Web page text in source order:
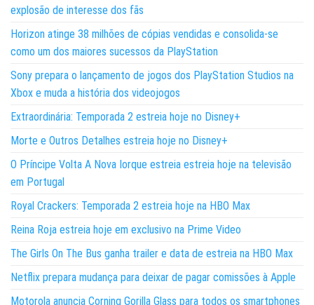
explosão de interesse dos fãs
Horizon atinge 38 milhões de cópias vendidas e consolida-se
como um dos maiores sucessos da PlayStation
Sony prepara o lançamento de jogos dos PlayStation Studios na
Xbox e muda a história dos videojogos
Extraordinária: Temporada 2 estreia hoje no Disney+
Morte e Outros Detalhes estreia hoje no Disney+
O Príncipe Volta A Nova Iorque estreia estreia hoje na televisão
em Portugal
Royal Crackers: Temporada 2 estreia hoje na HBO Max
Reina Roja estreia hoje em exclusivo na Prime Video
The Girls On The Bus ganha trailer e data de estreia na HBO Max
Netflix prepara mudança para deixar de pagar comissões à Apple
Motorola anuncia Corning Gorilla Glass para todos os smartphones